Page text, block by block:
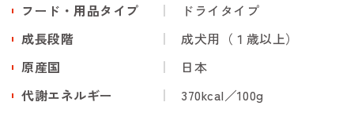
フード・用品タイプ
ドライタイプ
成長段階
成犬用（１歳以上）
原産国
日本
代謝エネルギー
370kcal／100g